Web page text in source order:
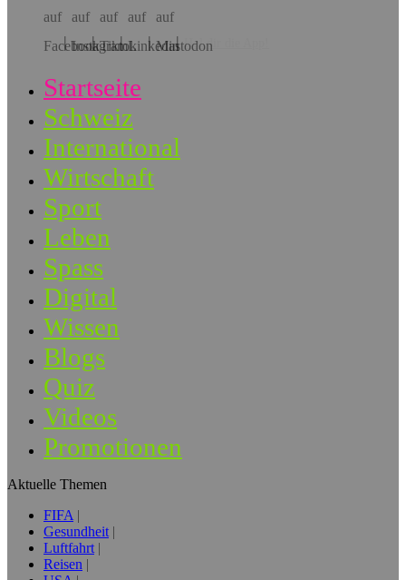
Hol dir die App!
Startseite
Schweiz
International
Wirtschaft
Sport
Leben
Spass
Digital
Wissen
Blogs
Quiz
Videos
Promotionen
Aktuelle Themen
FIFA
Gesundheit
Luftfahrt
Reisen